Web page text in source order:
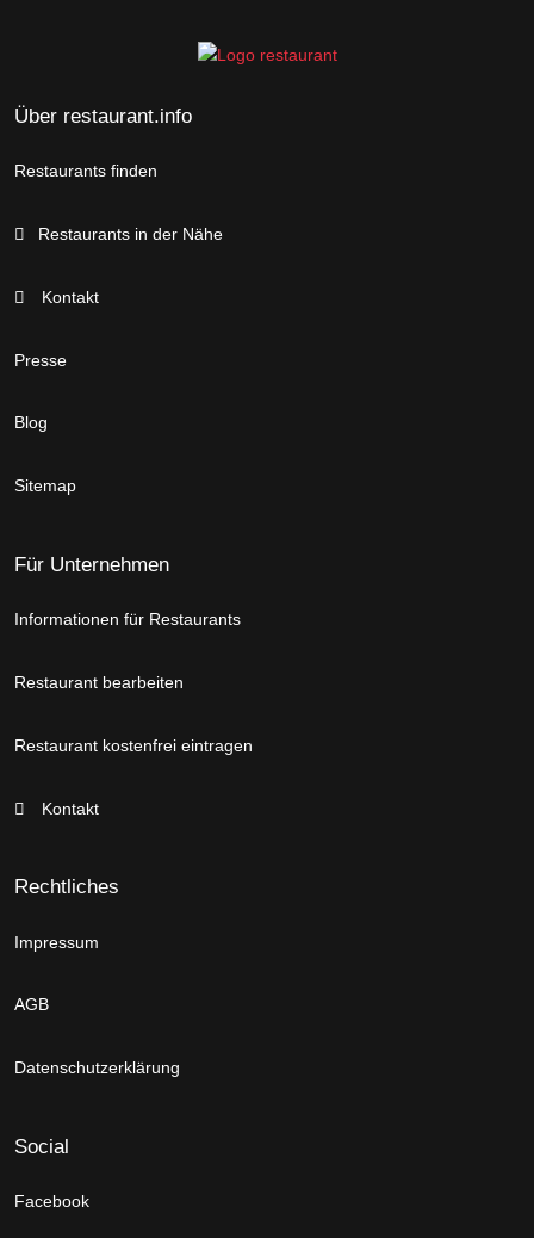
Über restaurant.info
Restaurants finden
Restaurants in der Nähe
Kontakt
Presse
Blog
Sitemap
Für Unternehmen
Informationen für Restaurants
Restaurant bearbeiten
Restaurant kostenfrei eintragen
Kontakt
Rechtliches
Impressum
AGB
Datenschutzerklärung
Social
Facebook